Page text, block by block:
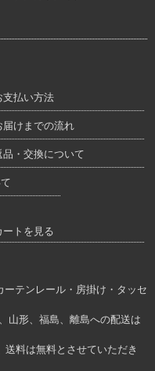
支払い方法
届けまでの流れ
品・交換について
ートを見る
ーテンレール・房掛け・タッセ
山形、福島、離島への配送は
料は無料とさせていただき